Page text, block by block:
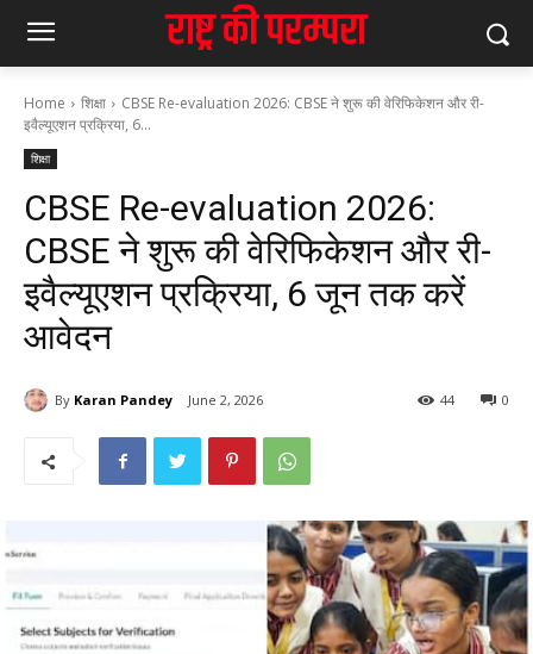
Home शिक्षा
CBSE Re-evaluation 2026: CBSE ने शुरू की वेरिफिकेशन और री-
इवैल्यूएशन प्रक्रिया, 6...
शिक्षा
CBSE Re-evaluation 2026:
CBSE ने शुरू की वेरिफिकेशन और री-
इवैल्यूएशन प्रक्रिया, 6 जून तक करें
आवेदन
By Karan Pandey June 2, 2026 0
44